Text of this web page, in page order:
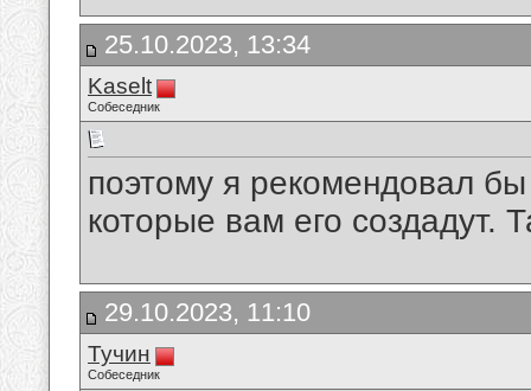
25.10.2023, 13:34
Kaselt
Собеседник
поэтому я рекомендовал
которые вам его создадут.
29.10.2023, 11:10
Тучин
Собеседник